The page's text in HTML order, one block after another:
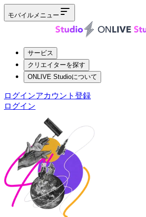
モバイルメニュー
サービス
クリエイターを探す
ONLIVE Studioについて
ログインアカウント登録
ログイン